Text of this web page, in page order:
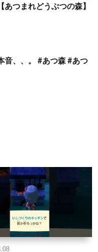
つまれどうぶつの森】
音、、。 #あつ森 #あつ